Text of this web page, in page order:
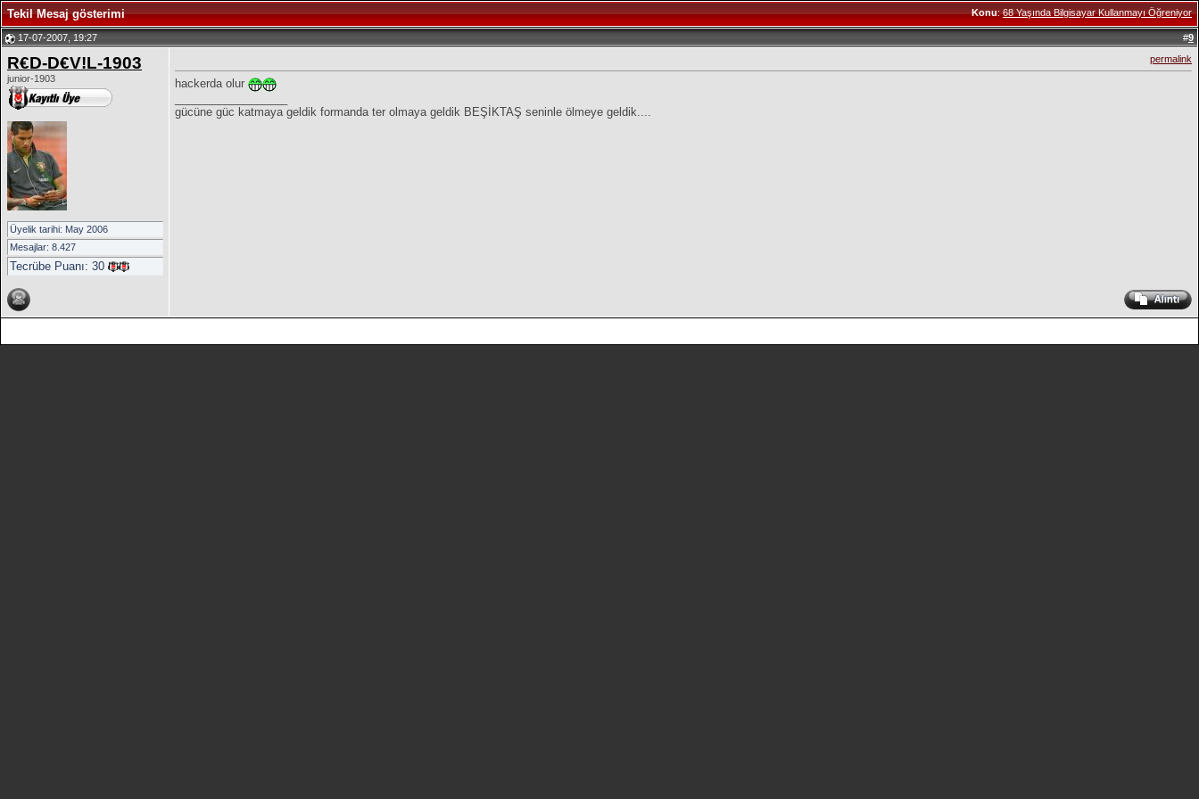
Konu:68 Yaşında Bilgisayar Kullanmayı Öğreniyor
Tekil Mesaj gösterimi
17-07-2007, 19:27 #9
R€D-D€V!L-1903
junior-1903
Üyelik tarihi: May 2006
Mesajlar: 8.427
Tecrübe Puanı: 30
permalink
hackerda olur
gücüne güc katmaya geldik formanda ter olmaya geldik BEŞİKTAŞ seninle ölmeye geldik....